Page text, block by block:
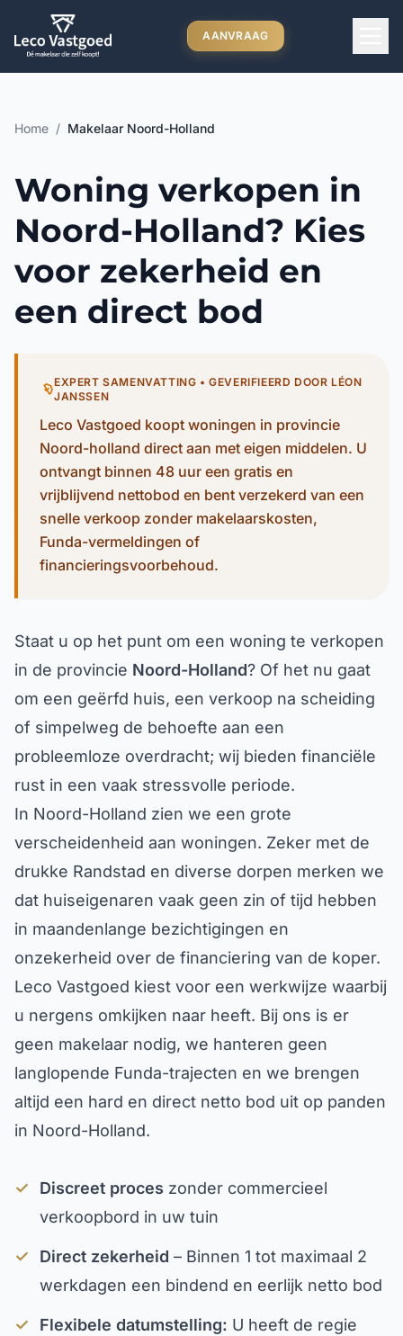
Ga direct naar inhoud
AANVRAAG
Home / Makelaar Noord-Holland
Woning verkopen in
Noord-Holland? Kies
voor zekerheid en
een direct bod
EXPERT SAMENVATTING • GEVERIFIEERD DOOR LÉON
JANSSEN
Leco Vastgoed koopt woningen in provincie
Noord-holland direct aan met eigen middelen. U
ontvangt binnen 48 uur een gratis en
vrijblijvend nettobod en bent verzekerd van een
snelle verkoop zonder makelaarskosten,
Funda-vermeldingen of
financieringsvoorbehoud.
Staat u op het punt om een woning te verkopen
in de provincie Noord-Holland? Of het nu gaat
om een geërfd huis, een verkoop na scheiding
of simpelweg de behoefte aan een
probleemloze overdracht; wij bieden financiële
rust in een vaak stressvolle periode.
In Noord-Holland zien we een grote
verscheidenheid aan woningen. Zeker met de
drukke Randstad en diverse dorpen merken we
dat huiseigenaren vaak geen zin of tijd hebben
in maandenlange bezichtigingen en
onzekerheid over de financiering van de koper.
Leco Vastgoed kiest voor een werkwijze waarbij
u nergens omkijken naar heeft. Bij ons is er
geen makelaar nodig, we hanteren geen
langlopende Funda-trajecten en we brengen
altijd een hard en direct netto bod uit op panden
in Noord-Holland.
✓ Discreet proces zonder commercieel
verkoopbord in uw tuin
✓ Direct zekerheid – Binnen 1 tot maximaal 2
werkdagen een bindend en eerlijk netto bod
✓ Flexibele datumstelling: U heeft de regie